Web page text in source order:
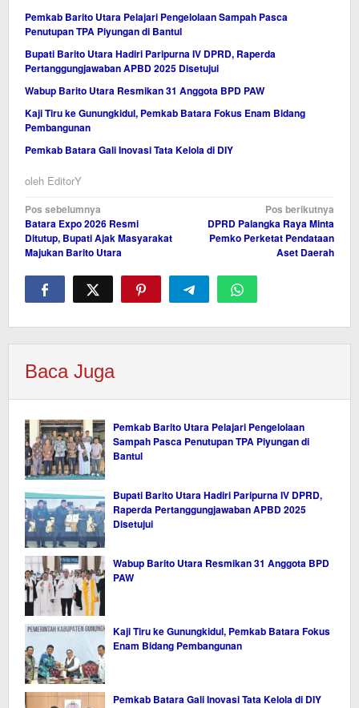
Pemkab Barito Utara Pelajari Pengelolaan Sampah Pasca
Penutupan TPA Piyungan di Bantul
Bupati Barito Utara Hadiri Paripurna IV DPRD, Raperda
Pertanggungjawaban APBD 2025 Disetujui
Wabup Barito Utara Resmikan 31 Anggota BPD PAW
Kaji Tiru ke Gunungkidul, Pemkab Batara Fokus Enam Bidang
Pembangunan
Pemkab Batara Gali Inovasi Tata Kelola di DIY
oleh EditorY
Navigasi
pos
Pos sebelumnya
Batara Expo 2026 Resmi
Ditutup, Bupati Ajak Masyarakat
Majukan Barito Utara
Pos berikutnya
DPRD Palangka Raya Minta
Pemko Perketat Pendataan
Aset Daerah
Baca Juga
Pemkab Barito Utara Pelajari Pengelolaan
Sampah Pasca Penutupan TPA Piyungan di
Bantul
Bupati Barito Utara Hadiri Paripurna IV DPRD,
Raperda Pertanggungjawaban APBD 2025
Disetujui
Wabup Barito Utara Resmikan 31 Anggota BPD
PAW
Kaji Tiru ke Gunungkidul, Pemkab Batara Fokus
Enam Bidang Pembangunan
Pemkab Batara Gali Inovasi Tata Kelola di DIY